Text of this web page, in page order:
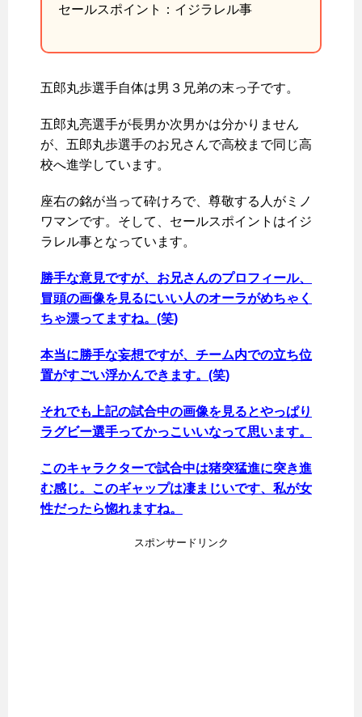
セールスポイント：イジラレル事
五郎丸歩選手自体は男３兄弟の末っ子です。
五郎丸亮選手が長男か次男かは分かりません
が、五郎丸歩選手のお兄さんで高校まで同じ高
校へ進学しています。
座右の銘が当って砕けろで、尊敬する人がミノ
ワマンです。そして、セールスポイントはイジ
ラレル事となっています。
勝手な意見ですが、お兄さんのプロフィール、
冒頭の画像を見るにいい人のオーラがめちゃく
ちゃ漂ってますね。(笑)
本当に勝手な妄想ですが、チーム内での立ち位
置がすごい浮かんできます。(笑)
それでも上記の試合中の画像を見るとやっぱり
ラグビー選手ってかっこいいなって思います。
このキャラクターで試合中は猪突猛進に突き進
む感じ。このギャップは凄まじいです、私が女
性だったら惚れますね。
スポンサードリンク